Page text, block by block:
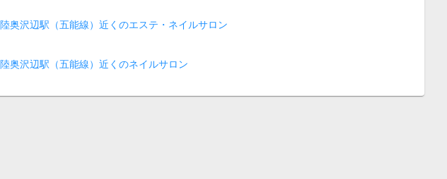
陸奥沢辺駅（五能線）近くのエステ・ネイルサロン
陸奥沢辺駅（五能線）近くのネイルサロン